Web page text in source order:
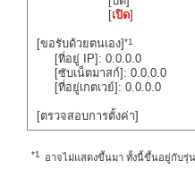
[เปิด]
[ขอรับด้วยตนเอง]*1
[ที่อยู่ IP]: 0.0.0.0
[ซับเน็ตมาสก์]: 0.0.0.0
[ที่อยู่เกตเวย์]: 0.0.0.0
[ตรวจสอบการตั้งค่า]
*1 อาจไม่แสดงขึ้นมา ทั้งนี้ขึ้นอยู่กับรุ่